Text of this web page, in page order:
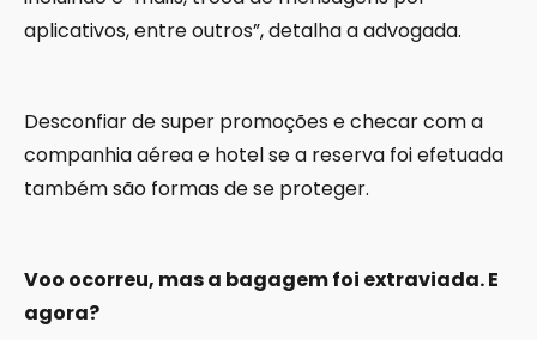
aplicativos, entre outros”, detalha a advogada.
Desconfiar de super promoções e checar com a
companhia aérea e hotel se a reserva foi efetuada
também são formas de se proteger.
Voo ocorreu, mas a bagagem foi extraviada. E
agora?